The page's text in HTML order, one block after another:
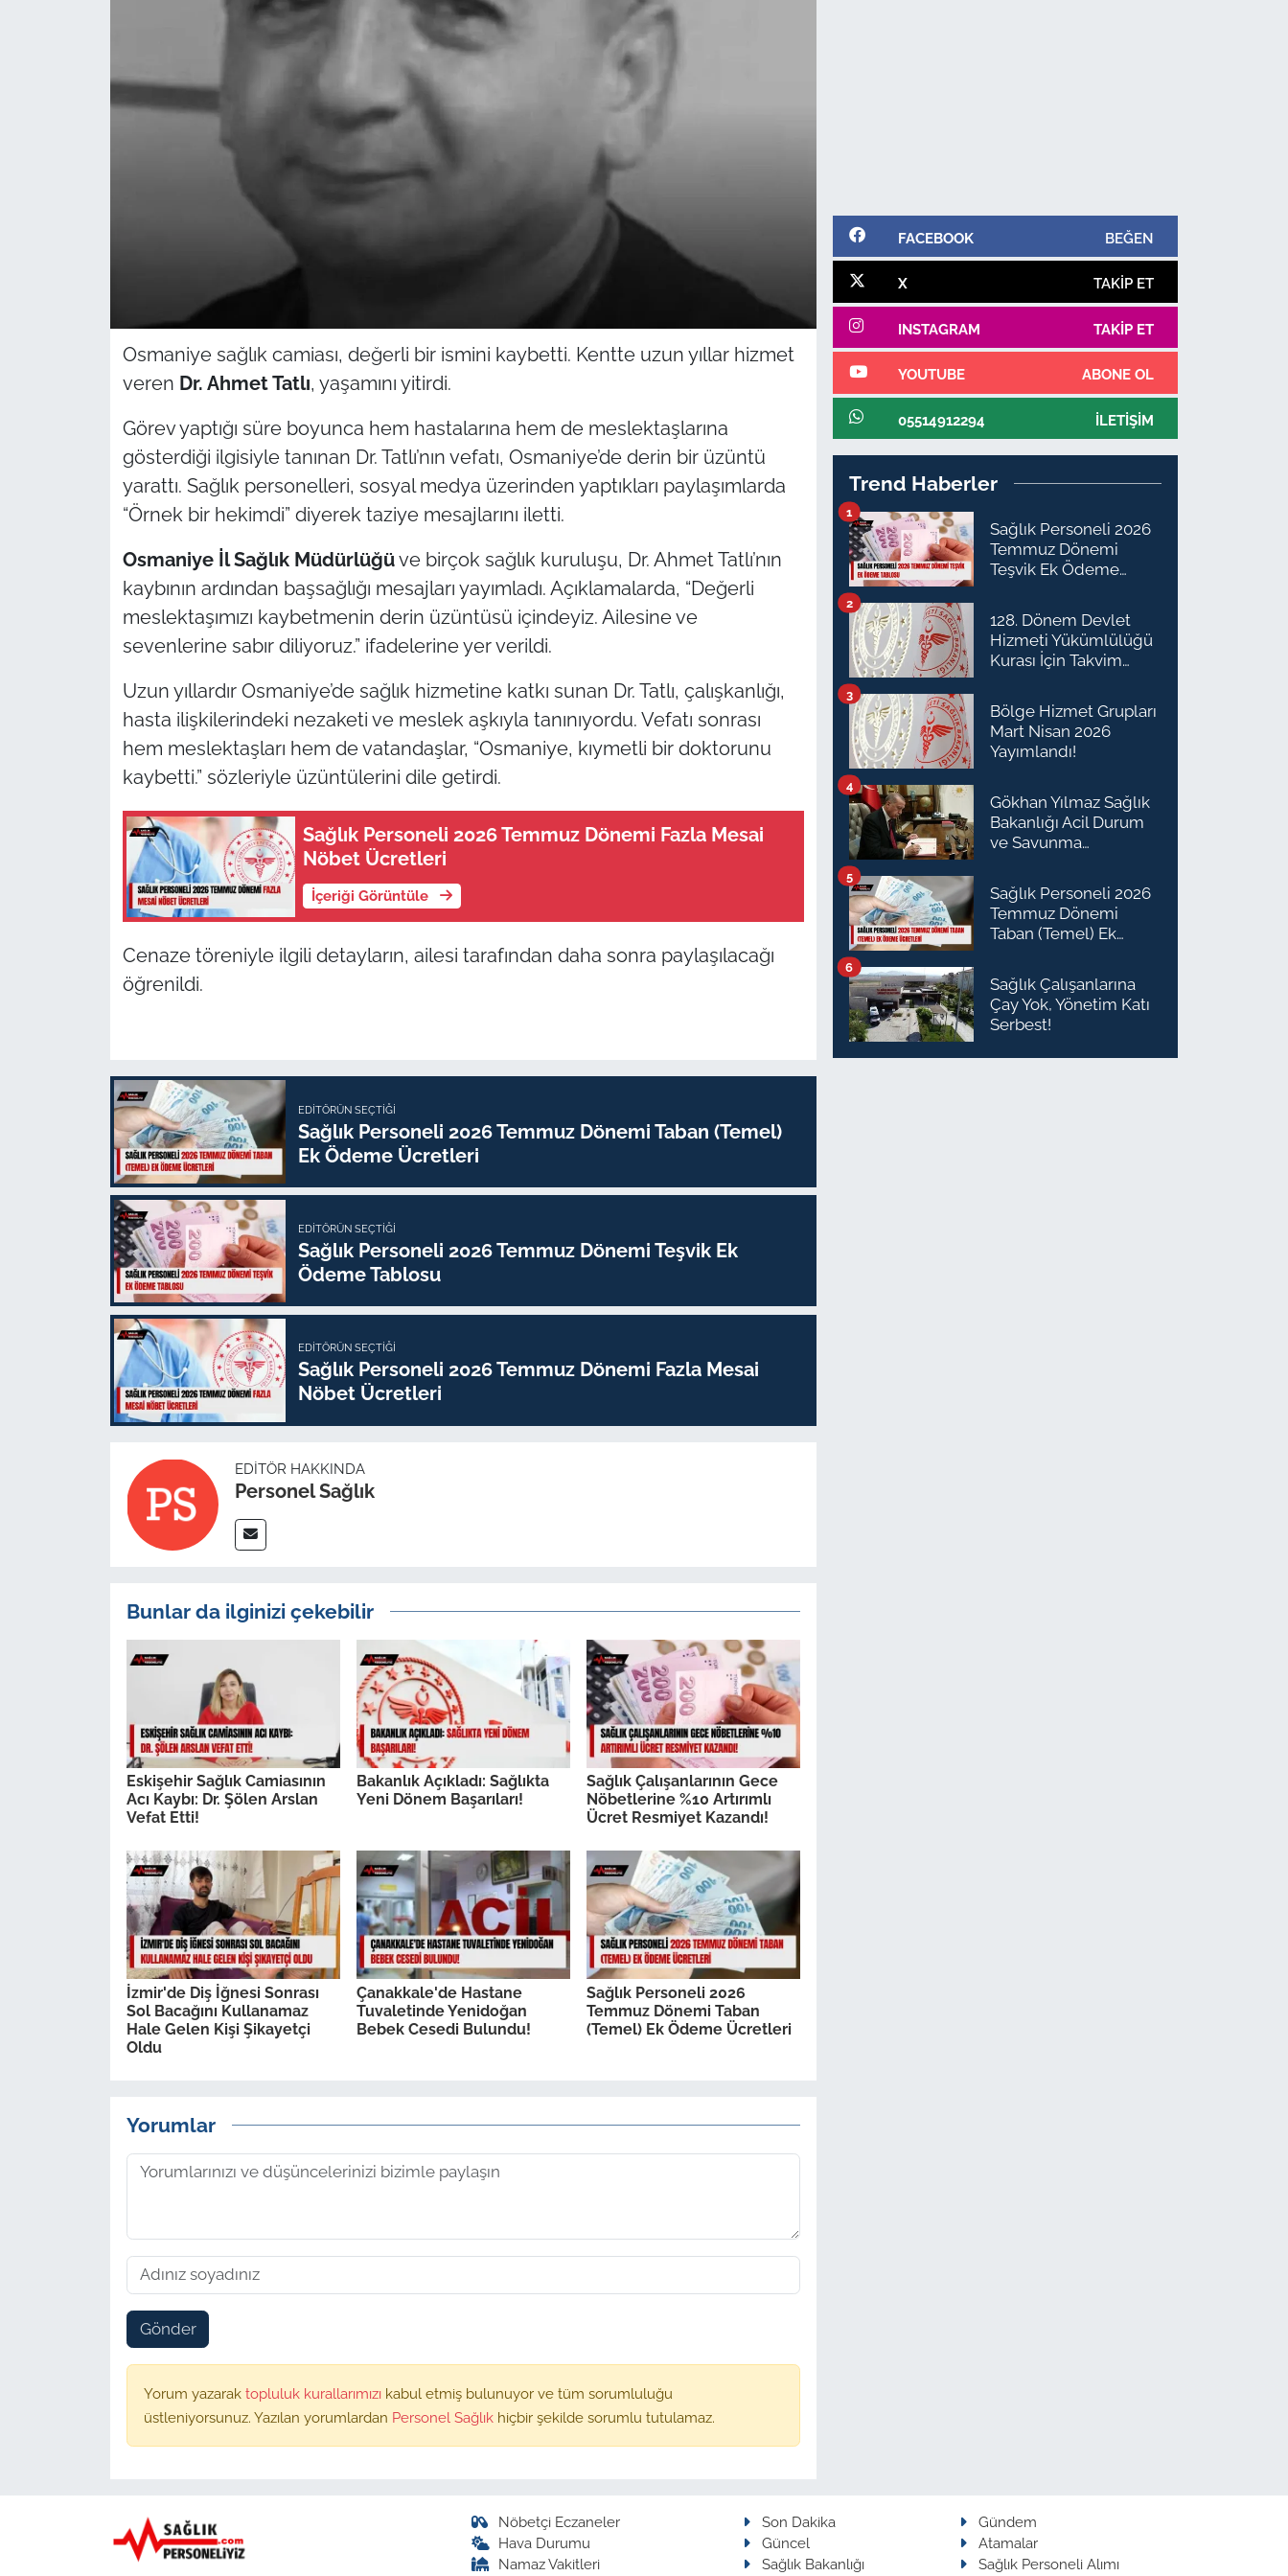
Osmaniye sağlık camiası, değerli bir ismini kaybetti. Kentte uzun yıllar hizmet
veren Dr. Ahmet Tatlı, yaşamını yitirdi.
Görev yaptığı süre boyunca hem hastalarına hem de meslektaşlarına
gösterdiği ilgisiyle tanınan Dr. Tatlı’nın vefatı, Osmaniye’de derin bir üzüntü
yarattı. Sağlık personelleri, sosyal medya üzerinden yaptıkları paylaşımlarda
“Örnek bir hekimdi” diyerek taziye mesajlarını iletti.
Osmaniye İl Sağlık Müdürlüğüve birçok sağlık kuruluşu, Dr. Ahmet Tatlı’nın
kaybının ardından başsağlığı mesajları yayımladı. Açıklamalarda, “Değerli
meslektaşımızı kaybetmenin derin üzüntüsü içindeyiz. Ailesine ve
sevenlerine sabır diliyoruz.” ifadelerine yer verildi.
Uzun yıllardır Osmaniye’de sağlık hizmetine katkı sunan Dr. Tatlı, çalışkanlığı,
hasta ilişkilerindeki nezaketi ve meslek aşkıyla tanınıyordu. Vefatı sonrası
hem meslektaşları hem de vatandaşlar, “Osmaniye, kıymetli bir doktorunu
kaybetti.” sözleriyle üzüntülerini dile getirdi.
Sağlık Personeli 2026 Temmuz Dönemi Fazla Mesai
Nöbet Ücretleri
İçeriği Görüntüle
Cenaze töreniyle ilgili detayların, ailesi tarafından daha sonra paylaşılacağı
öğrenildi.
EDITÖRÜN SEÇTIĞI
Sağlık Personeli 2026 Temmuz Dönemi Taban (Temel)
Ek Ödeme Ücretleri
EDITÖRÜN SEÇTIĞI
Sağlık Personeli 2026 Temmuz Dönemi Teşvik Ek
Ödeme Tablosu
EDITÖRÜN SEÇTIĞI
Sağlık Personeli 2026 Temmuz Dönemi Fazla Mesai
Nöbet Ücretleri
EDITÖR HAKKINDA
Personel Sağlık
Bunlar da ilginizi çekebilir
Eskişehir Sağlık Camiasının
Acı Kaybı: Dr. Şölen Arslan
Vefat Etti!
Bakanlık Açıkladı: Sağlıkta
Yeni Dönem Başarıları!
Sağlık Çalışanlarının Gece
Nöbetlerine %10 Artırımlı
Ücret Resmiyet Kazandı!
İzmir'de Diş İğnesi Sonrası
Sol Bacağını Kullanamaz
Hale Gelen Kişi Şikayetçi
Oldu
Çanakkale'de Hastane
Tuvaletinde Yenidoğan
Bebek Cesedi Bulundu!
Sağlık Personeli 2026
Temmuz Dönemi Taban
(Temel) Ek Ödeme Ücretleri
Yorumlar
Gönder
Yorum yazarak topluluk kurallarımızı kabul etmiş bulunuyor ve tüm sorumluluğu
üstleniyorsunuz. Yazılan yorumlardan Personel Sağlık hiçbir şekilde sorumlu tutulamaz.
FACEBOOK BEĞEN
X TAKIP ET
INSTAGRAM TAKIP ET
YOUTUBE ABONE OL
05514912294 İLETIŞIM
Trend Haberler
Sağlık Personeli 2026
Temmuz Dönemi
Teşvik Ek Ödeme
1
128. Dönem Devlet
Hizmeti Yükümlülüğü
Kurası İçin Takvim
2
Bölge Hizmet Grupları
Mart Nisan 2026
Yayımlandı!
3
Gökhan Yılmaz Sağlık
Bakanlığı Acil Durum
ve Savunma
Başkanı Olarak Atandı
4
Sağlık Personeli 2026
Temmuz Dönemi
Taban (Temel) Ek
5
Sağlık Çalışanlarına
Çay Yok, Yönetim Katı
Serbest!
6
Nöbetçi Eczaneler
Hava Durumu
Namaz Vakitleri
Son Dakika
Gündem
Güncel
Atamalar
Sağlık Bakanlığı
Sağlık Personeli Alımı
Güncel